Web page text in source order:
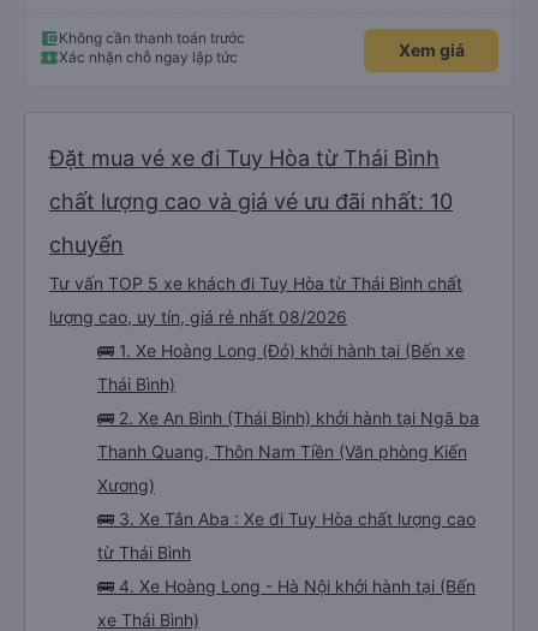
Không cần thanh toán trước
Xác nhận chỗ ngay lập tức
Xem giá
Đặt mua vé xe đi Tuy Hòa từ Thái Bình
chất lượng cao và giá vé ưu đãi nhất: 10
chuyến
Tư vấn TOP 5 xe khách đi Tuy Hòa từ Thái Bình chất
lượng cao, uy tín, giá rẻ nhất 08/2026
🚌 1. Xe Hoàng Long (Đỏ) khởi hành tại (Bến xe
Thái Bình)
🚌 2. Xe An Bình (Thái Bình) khởi hành tại Ngã ba
Thanh Quang, Thôn Nam Tiền (Văn phòng Kiến
Xương)
🚌 3. Xe Tân Aba : Xe đi Tuy Hòa chất lượng cao
từ Thái Bình
🚌 4. Xe Hoàng Long - Hà Nội khởi hành tại (Bến
xe Thái Bình)